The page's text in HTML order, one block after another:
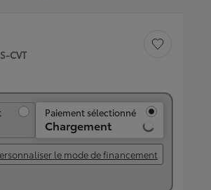
CVT
Sauvegarder le
Paiement sélectionné
Chargement
le mode de financement